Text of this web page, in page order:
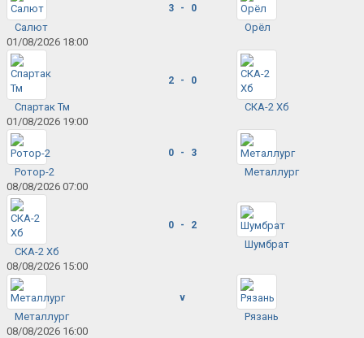
Салют
3 - 0
Орёл
01/08/2026 18:00
Спартак Тм
2 - 0
СКА-2 Хб
01/08/2026 19:00
Ротор-2
0 - 3
Металлург
08/08/2026 07:00
СКА-2 Хб
0 - 2
Шумбрат
08/08/2026 15:00
Металлург
v
Рязань
08/08/2026 16:00